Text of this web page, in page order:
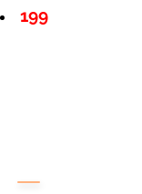
199